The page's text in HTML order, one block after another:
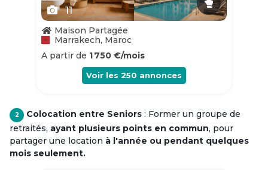
11
Maison Partagée
Marrakech, Maroc
A partir de 1 750 €/mois
Voir les 250 annonces
2 Colocation entre Seniors : Former un groupe de
retraités, ayant plusieurs points en commun, pour
partager une location à l'année ou pendant quelques
mois seulement.